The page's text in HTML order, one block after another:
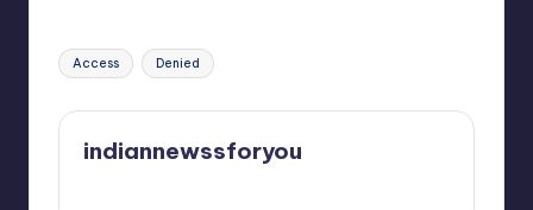
Tags:
Access Denied
indiannewssforyou